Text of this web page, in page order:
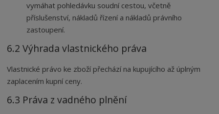
vymáhat pohledávku soudní cestou, včetně
příslušenství, nákladů řízení a nákladů právního
zastoupení.
6.2 Výhrada vlastnického práva
Vlastnické právo ke zboží přechází na kupujícího až úplným
zaplacením kupní ceny.
6.3 Práva z vadného plnění